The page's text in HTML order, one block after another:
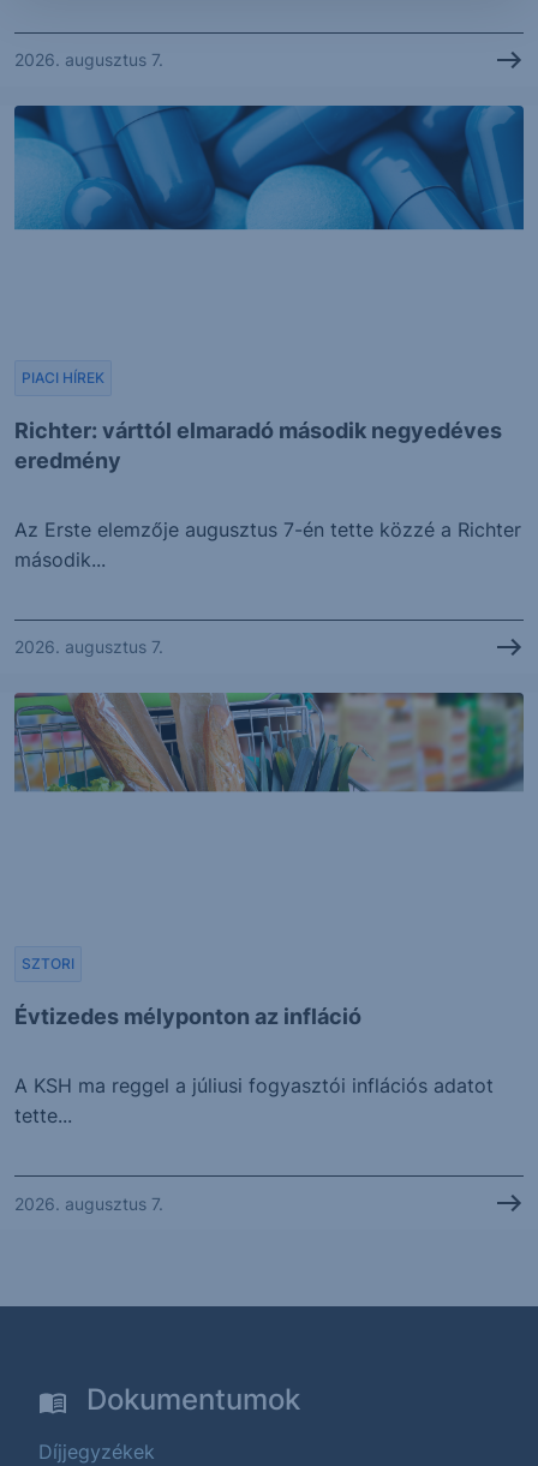
2026. augusztus 7.
Richter: várttól elmaradó második negyedéves
eredmény
PIACI HÍREK
Az Erste elemzője augusztus 7-én tette közzé a Richter
második...
2026. augusztus 7.
Évtizedes mélyponton az infláció
SZTORI
A KSH ma reggel a júliusi fogyasztói inflációs adatot
tette...
2026. augusztus 7.
Dokumentumok
Díjjegyzékek